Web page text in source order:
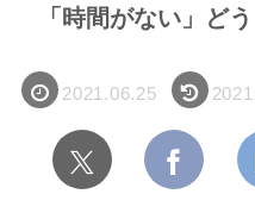
「時間がない」ど
2021.06.25